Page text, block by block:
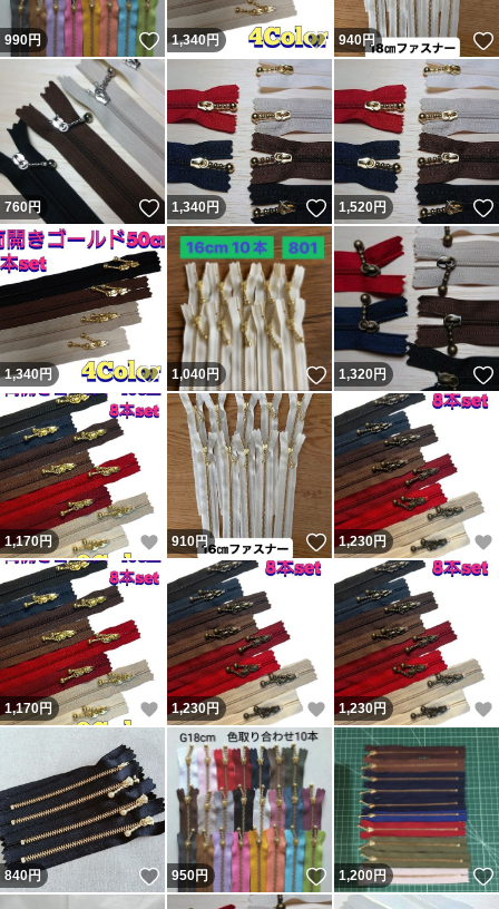
990円 いいね！
1,340円 いいね！
940円
760円 いいね！
1,340円 いいね！
1,520円
1,340円 いいね！
1,040円 いいね！
1,320円
1,170円 いいね！
910円 いいね！
1,230円
1,170円 いいね！
1,230円 いいね！
1,230円
840円 いいね！
950円 いいね！
1,200円